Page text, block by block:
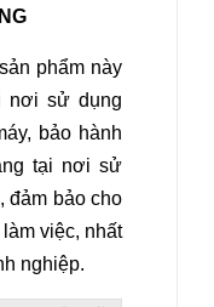
phẩm này
nơi sử dụng
bảo hành
tại nơi sử
đảm bảo cho
việc, nhất
nghiệp.